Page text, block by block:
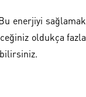
enerjiyi sağlamak
oldukça fazla